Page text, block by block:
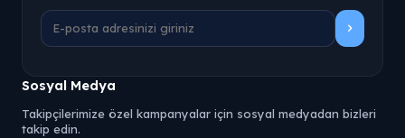
Sosyal Medya
Takipçilerimize özel kampanyalar için sosyal medyadan bizleri
takip edin.